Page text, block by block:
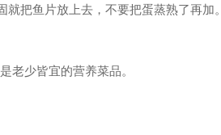
把鱼片放上去，不要把蛋蒸熟了再加。
老少皆宜的营养菜品。